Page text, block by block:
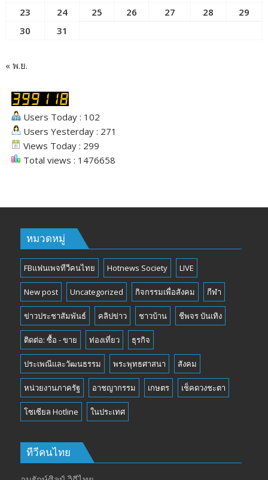
23
24 25 26 27 28
29
30
31
« พ.ย.
Users Today : 102
Users Yesterday : 271
Views Today : 299
Total views : 1476658
หมวดหมู่
FBแฟนเพจทีวีคนไทย Hotnews Society LIVE
New post Uncategorized กิจกรรมเพื่อสังคม กีฬา
ข่าวประชาสัมพันธ์ คลิปข่าว ชาวบ้าน ชีพจร บันเทิง
ติดต่อ: ซื้อ - ขาย ท่องเที่ยว ธุรกิจ
ประเพณีและวัฒนธรรม พระพุทธศาสนา สังคม
หน่วยงานภาครัฐ อาชญากรรม เกษตร เช็คดวงชะตา
โซเซียล Hotline ในประเทศ
ทีวีคนไทย